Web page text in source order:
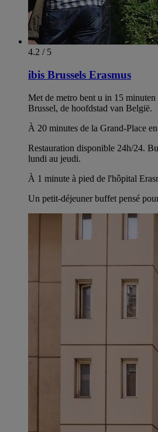
4.2 / 5
ibis Brussels Erasmus
Met de metro bent u in 15
Brussel, de hoofdstad van België.
À 20 minutes de la Grand-Place
Restauration disponible 24h/24.
lundi au jeudi.
À 1 minute à pied de l'hôpital
Un petit-déjeuner buffet pensé